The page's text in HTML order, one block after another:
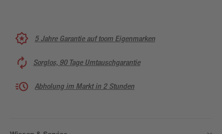
5 Jahre Garantie auf toom Eigenmarken
Sorglos, 90 Tage Umtauschgarantie
Abholung im Markt in 2 Stunden